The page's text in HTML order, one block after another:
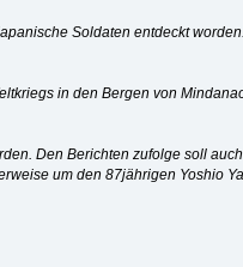
Soldaten entdeckt
in den Bergen von
Den Berichten zufolge soll
um den 87jährigen Yoshio